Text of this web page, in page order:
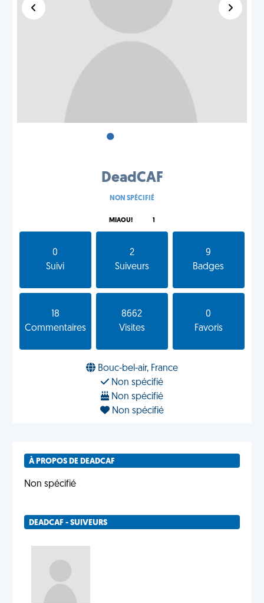
•
DeadCAF
NON SPÉCIFIÉ
MIAOU! 1
0
Suivi
2
Suiveurs
9
Badges
18
Commentaires
8662
Visites
0
Favoris
Bouc-bel-air, France
Non spécifié
Non spécifié
Non spécifié
À PROPOS DE DEADCAF
Non spécifié
DEADCAF - SUIVEURS